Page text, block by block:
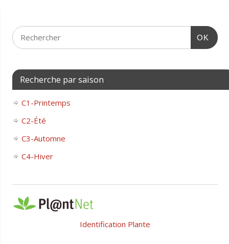
OK
Recherche par saison
C1-Printemps
C2-Été
C3-Automne
C4-Hiver
Identification Plante